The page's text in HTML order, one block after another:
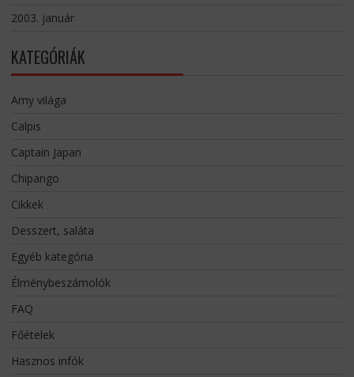
2003. január
KATEGÓRIÁK
Amy világa
Calpis
Captain Japan
Chipango
Cikkek
Desszert, saláta
Egyéb kategória
Élménybeszámolók
FAQ
Főételek
Hasznos infók